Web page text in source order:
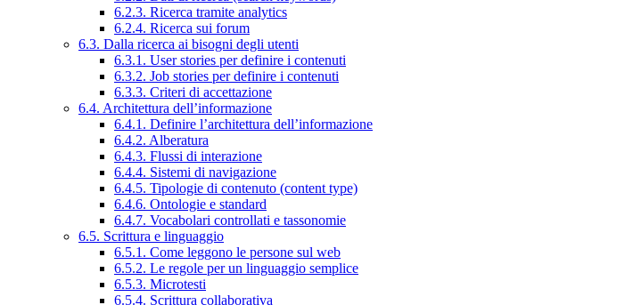
6.2.3. Ricerca tramite analytics
6.2.4. Ricerca sui forum
6.3. Dalla ricerca ai bisogni degli utenti
6.3.1. User stories per definire i contenuti
6.3.2. Job stories per definire i contenuti
6.3.3. Criteri di accettazione
6.4. Architettura dell’informazione
6.4.1. Definire l’architettura dell’informazione
6.4.2. Alberatura
6.4.3. Flussi di interazione
6.4.4. Sistemi di navigazione
6.4.5. Tipologie di contenuto (content type)
6.4.6. Ontologie e standard
6.4.7. Vocabolari controllati e tassonomie
6.5. Scrittura e linguaggio
6.5.1. Come leggono le persone sul web
6.5.2. Le regole per un linguaggio semplice
6.5.3. Microtesti
6.5.4. Scrittura collaborativa